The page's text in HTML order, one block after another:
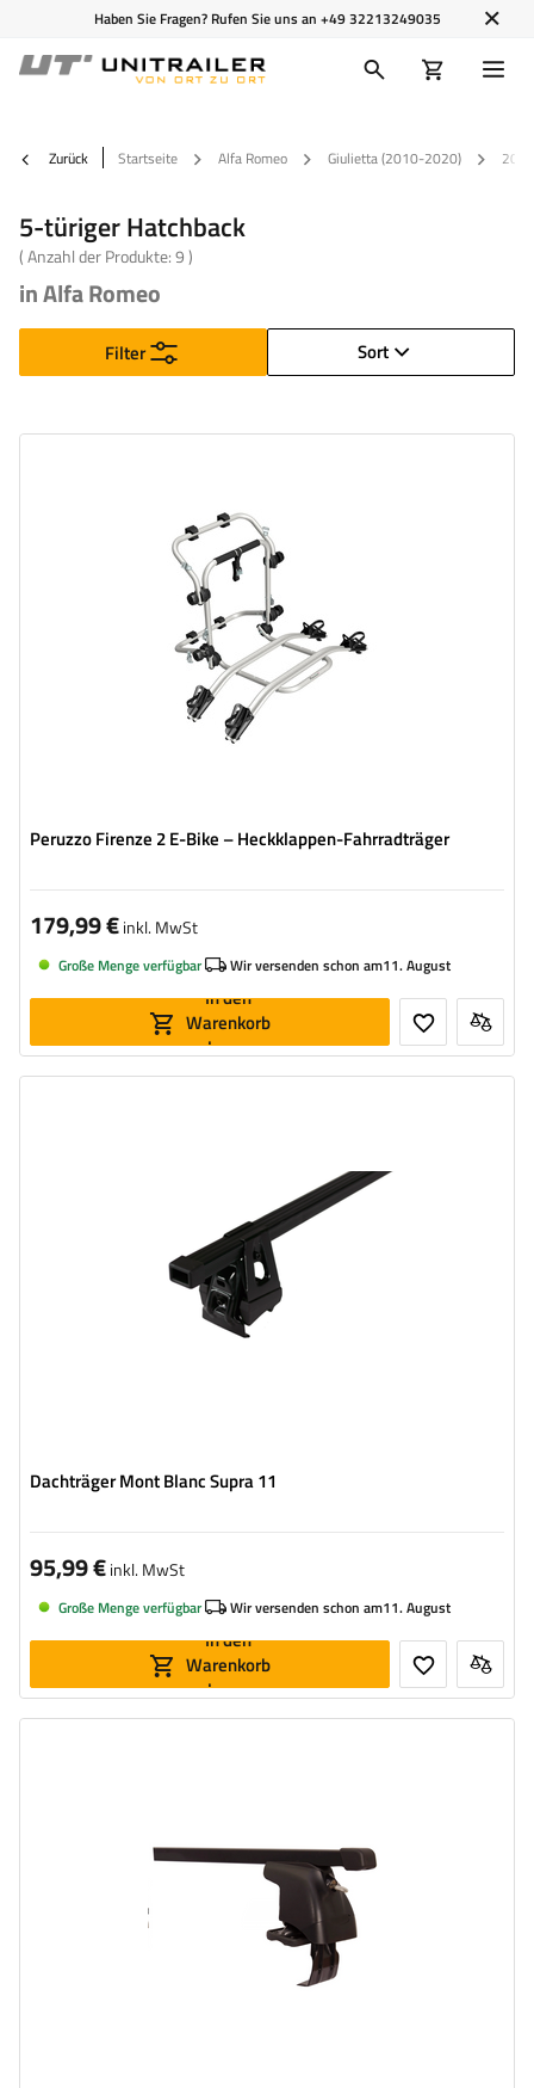
Haben Sie Fragen? Rufen Sie uns an +49 32213249035
Zurück Startseite Alfa Romeo Giulietta (2010-2020) 2012
5-türiger Hatchback
( Anzahl der Produkte:9)
in Alfa Romeo
Sort
Filter
Peruzzo Firenze 2 E-Bike – Heckklappen-Fahrradträger
45 kg
kompatibel mit Elektrofahrrädern
Aluminiumkonstruktion
179,99 €inkl. MwSt
Große Menge verfügbar Wir versenden schon am11. August
In den
Warenkorb
legen
Dachträger Mont Blanc Supra 11
95,99 €inkl. MwSt
Große Menge verfügbar Wir versenden schon am11. August
In den
Warenkorb
legen